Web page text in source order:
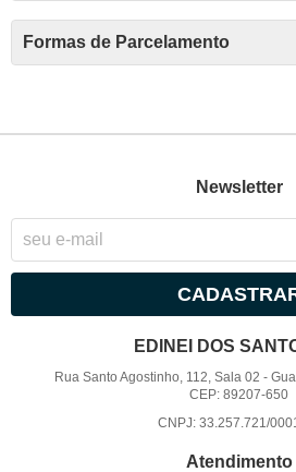
Formas de Parcelamento
Newsletter
EDINEI DOS
Rua Santo Agostinho, 112, Sala 02 -
CEP: 89207-650
CNPJ: 33.257.721/
Atendimento